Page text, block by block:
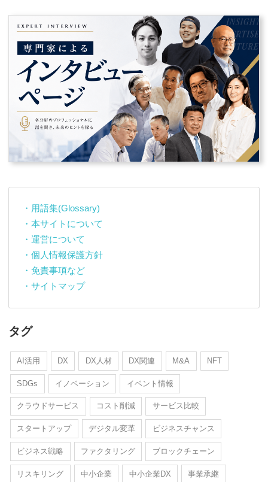
・用語集(Glossary)
・本サイトについて
・運営について
・個人情報保護方針
・免責事項など
・サイトマップ
タグ
AI活用 DX DX人材 DX関連 M&A NFT
SDGs イノベーション イベント情報
クラウドサービス コスト削減 サービス比較
スタートアップ デジタル変革 ビジネスチャンス
ビジネス戦略 ファクタリング ブロックチェーン
リスキリング 中小企業 中小企業DX 事業承継